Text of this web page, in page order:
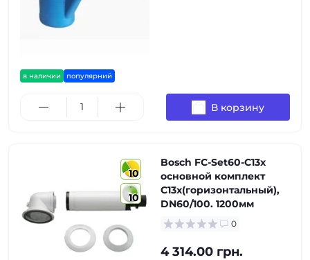
в наличии популярний
В корзину
10
10
Bosch FC-Set60-C13x
основной комплект
C13x(горизонтальный),
DN60/100. 1200мм
0
4 314.00 грн.